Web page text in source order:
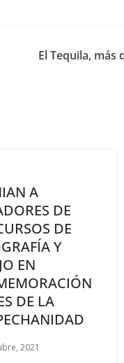
El Tequila, más
A
DE
DE
Y
EN
DE LA
2021